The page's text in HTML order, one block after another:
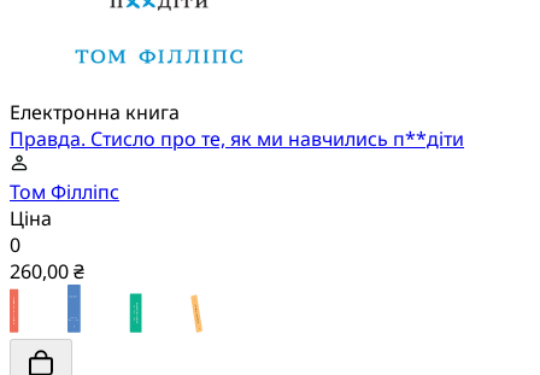
Електронна книга
Правда. Стисло про те, як ми навчились п**діти
Том Філліпс
Ціна
0
260,00 ₴